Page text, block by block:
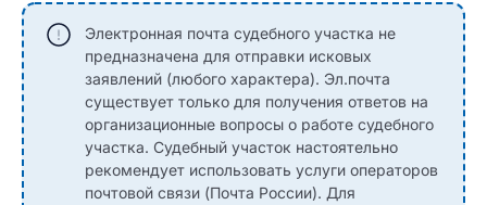
Электронная почта судебного участка не
предназначена для отправки исковых
заявлений (любого характера). Эл.почта
существует только для получения ответов на
организационные вопросы о работе судебного
участка. Судебный участок настоятельно
рекомендует использовать услуги операторов
почтовой связи (Почта России). Для